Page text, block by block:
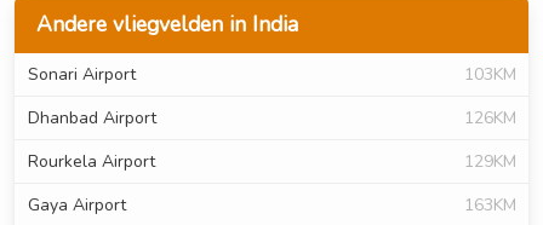
Andere vliegvelden in India
Sonari Airport
103KM
Dhanbad Airport
126KM
Rourkela Airport
129KM
Gaya Airport
163KM